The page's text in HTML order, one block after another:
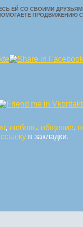
ЕЙ СО СВОИМИ
ПРОДВИЖЕНИЮ
,любовь,общение,
в закладки.